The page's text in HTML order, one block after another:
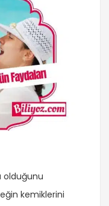
olduğunu
kemiklerini